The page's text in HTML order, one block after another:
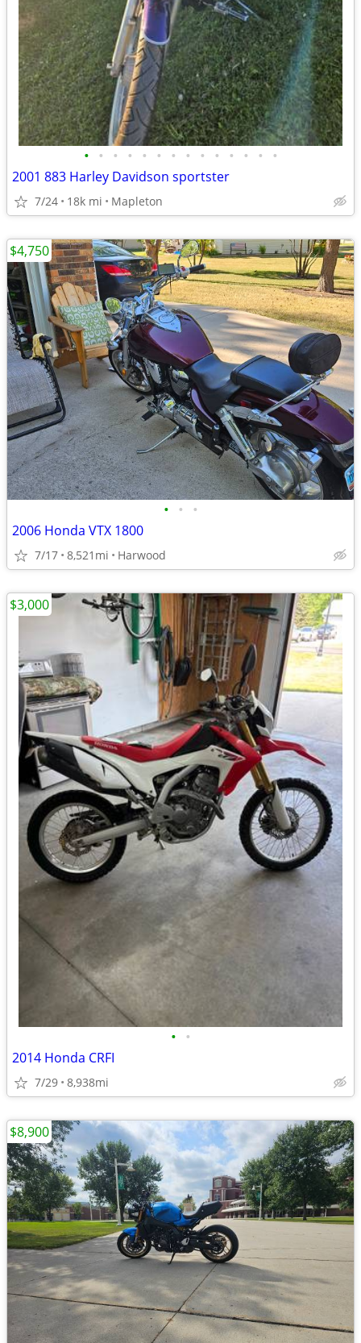
• • • • • • • • • • • • • •
2001 883 Harley Davidson sportster
7/24 18k mi Mapleton
• • •
2006 Honda VTX 1800
7/17 8,521mi Harwood
$4,750
• •
2014 Honda CRFI
7/29 8,938mi
$3,000
$8,900